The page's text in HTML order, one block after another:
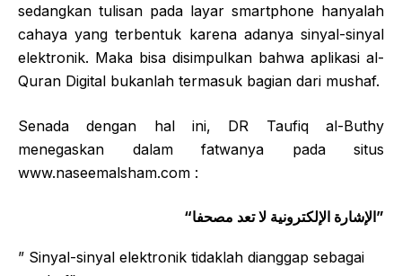
sedangkan tulisan pada layar smartphone hanyalah
cahaya yang terbentuk karena adanya sinyal-sinyal
elektronik. Maka bisa disimpulkan bahwa aplikasi al-
Quran Digital bukanlah termasuk bagian dari mushaf.
Senada dengan hal ini, DR Taufiq al-Buthy
menegaskan dalam fatwanya pada situs
www.naseemalsham.com :
“الإشارة الإلكترونية لا تعد مصحفا”
” Sinyal-sinyal elektronik tidaklah dianggap sebagai